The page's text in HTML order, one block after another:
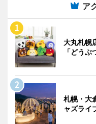
ア
大丸札幌
「どう
札幌・大
ャズライ